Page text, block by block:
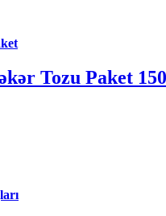
Tozu Paket